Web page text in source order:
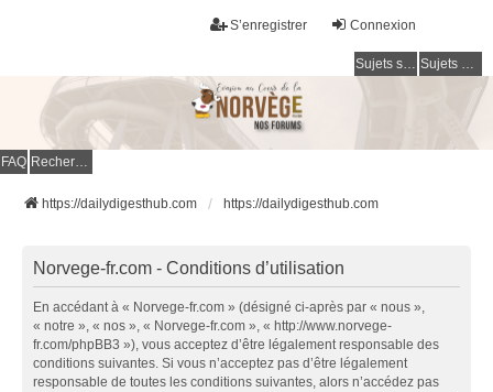
Connexion
S’enregistrer
Sujets sans réponse Sujets actifs
FAQ Rechercher
https://dailydigesthub.com https://dailydigesthub.com
Norvege-fr.com - Conditions d’utilisation
En accédant à « Norvege-fr.com » (désigné ci-après par « nous »,
« notre », « nos », « Norvege-fr.com », « http://www.norvege-
fr.com/phpBB3 »), vous acceptez d’être légalement responsable des
conditions suivantes. Si vous n’acceptez pas d’être légalement
responsable de toutes les conditions suivantes, alors n’accédez pas